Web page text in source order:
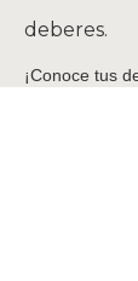
deberes.
¡Conoce tus